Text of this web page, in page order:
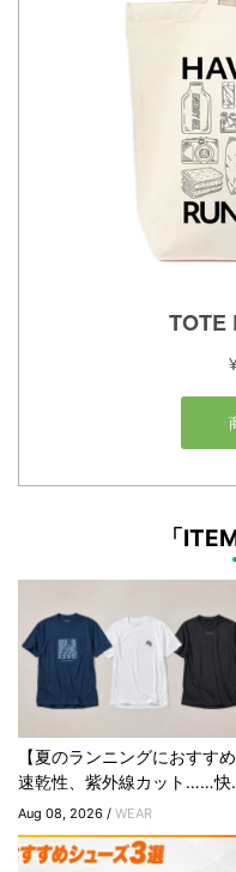
「
【夏のランニングにおすすめ
速乾性、紫外線カット……快
Aug 08, 2026 / WEAR